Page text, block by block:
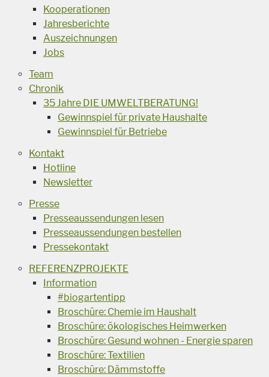
Kooperationen
Jahresberichte
Auszeichnungen
Jobs
Team
Chronik
35 Jahre DIE UMWELTBERATUNG!
Gewinnspiel für private Haushalte
Gewinnspiel für Betriebe
Kontakt
Hotline
Newsletter
Presse
Presseaussendungen lesen
Presseaussendungen bestellen
Pressekontakt
REFERENZPROJEKTE
Information
#biogartentipp
Broschüre: Chemie im Haushalt
Broschüre: ökologisches Heimwerken
Broschüre: Gesund wohnen - Energie sparen
Broschüre: Textilien
Broschüre: Dämmstoffe